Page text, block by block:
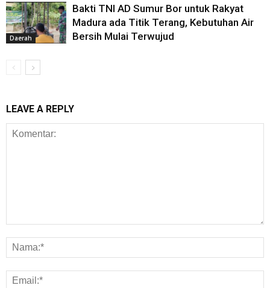
Daerah
Bakti TNI AD Sumur Bor untuk Rakyat
Madura ada Titik Terang, Kebutuhan Air
Bersih Mulai Terwujud
LEAVE A REPLY